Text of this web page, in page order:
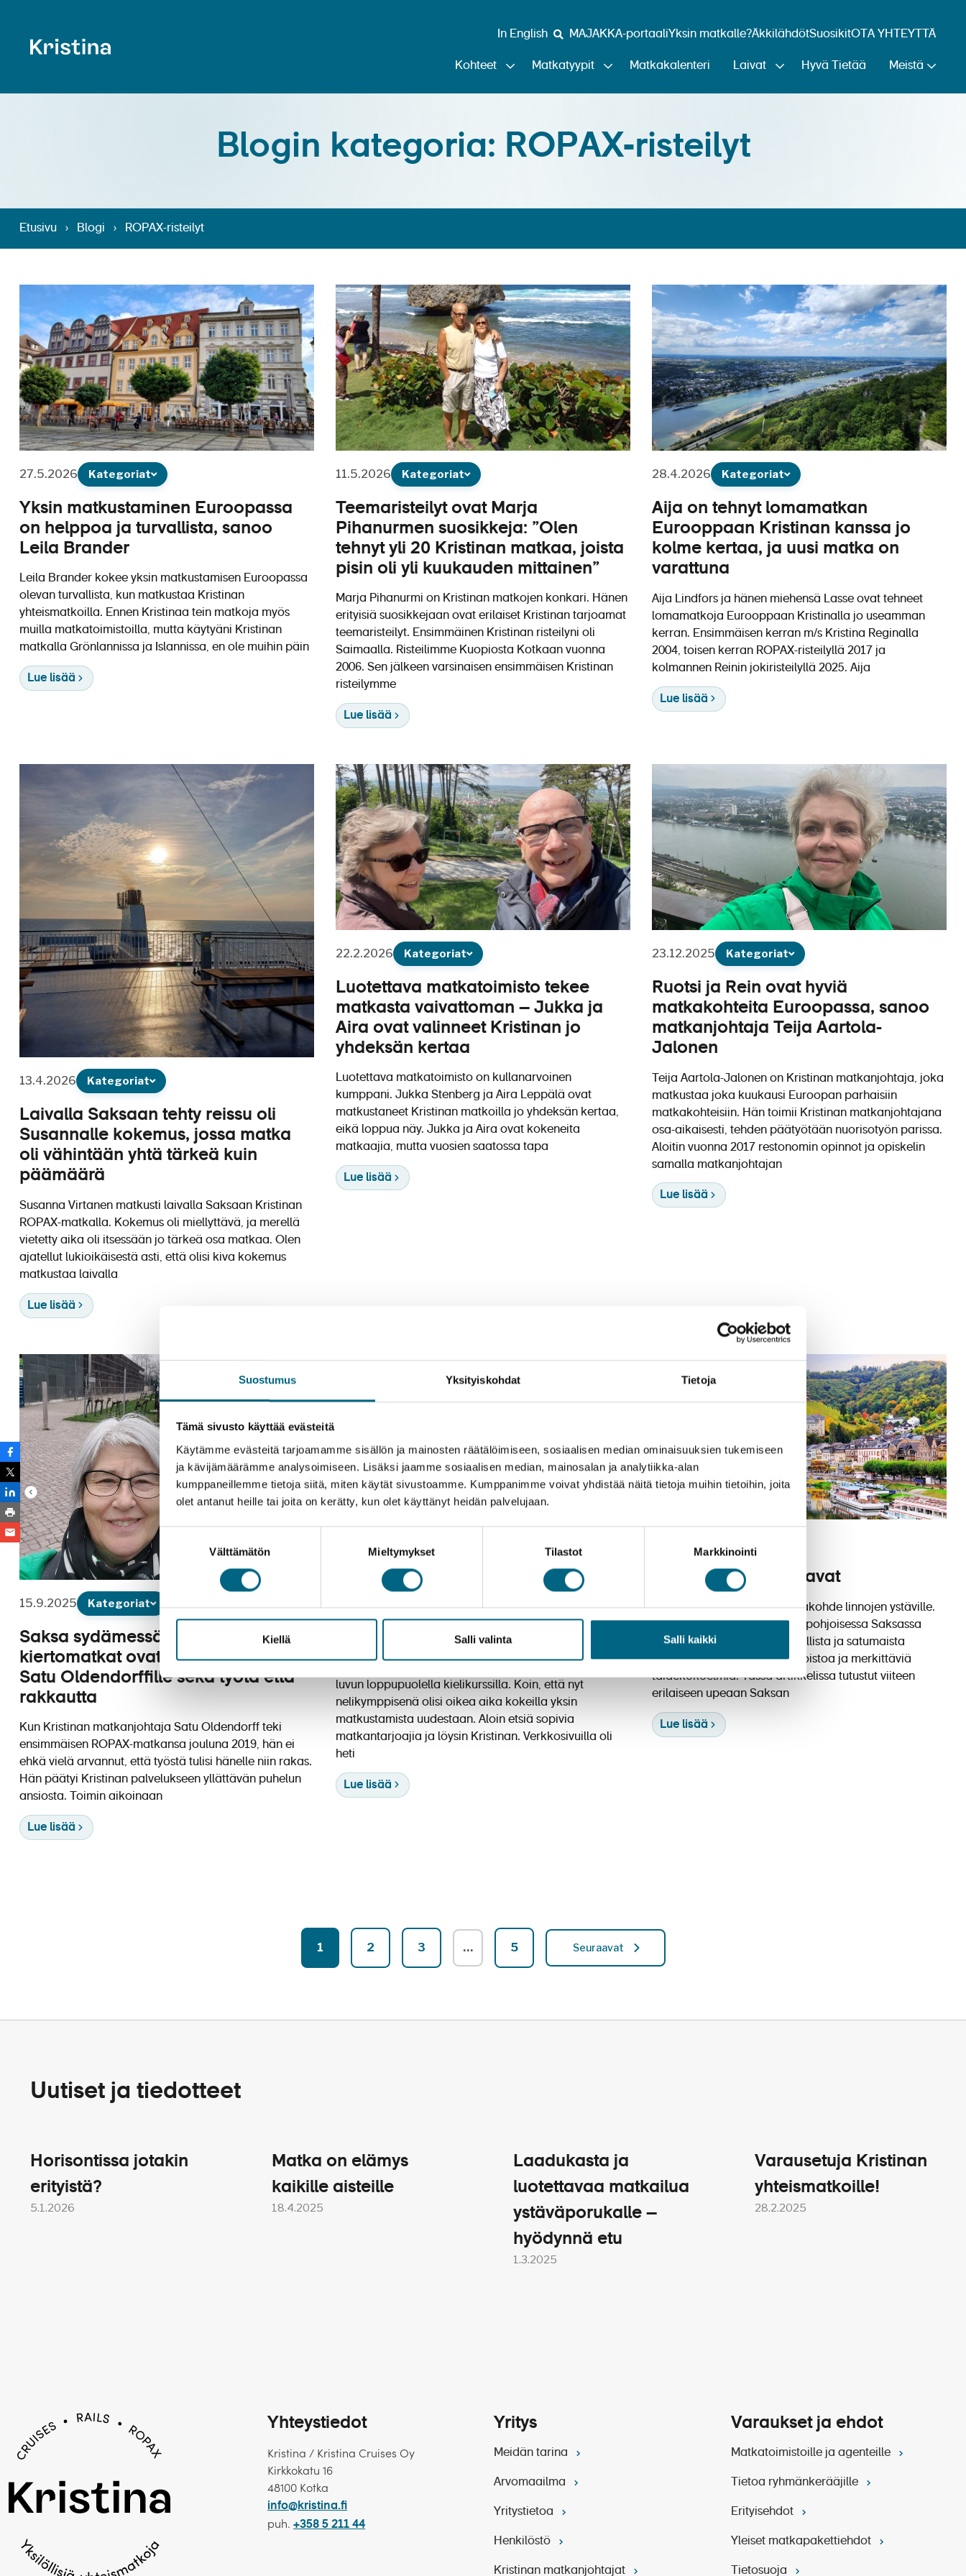
Suostumus Yksityiskohdat Tietoja
Tämä sivusto käyttää evästeitä
Käytämme evästeitä tarjoamamme sisällön ja mainosten räätälöimiseen, sosiaalisen median ominaisuuksien tukemiseen
ja kävijämäärämme analysoimiseen. Lisäksi jaamme sosiaalisen median, mainosalan ja analytiikka-alan
kumppaneillemme tietoja siitä, miten käytät sivustoamme. Kumppanimme voivat yhdistää näitä tietoja muihin tietoihin, joita
olet antanut heille tai joita on kerätty, kun olet käyttänyt heidän palvelujaan.
Välttämätön Mieltymykset Tilastot Markkinointi
Kiellä Salli valinta Salli kaikki
In English MAJAKKA-portaaliYksin matkalle?ÄkkilähdötSuosikitOTA YHTEYTTÄ
Kohteet Matkatyypit Matkakalenteri Laivat Hyvä Tietää Meistä
Blogin kategoria: ROPAX-risteilyt
Etusivu › Blogi › ROPAX-risteilyt
27.5.2026 Kategoriat
Yksin matkustaminen Euroopassa
on helppoa ja turvallista, sanoo
Leila Brander
Leila Brander kokee yksin matkustamisen Euroopassa
olevan turvallista, kun matkustaa Kristinan
yhteismatkoilla. Ennen Kristinaa tein matkoja myös
muilla matkatoimistoilla, mutta käytyäni Kristinan
matkalla Grönlannissa ja Islannissa, en ole muihin päin
Lue lisää
11.5.2026 Kategoriat
Teemaristeilyt ovat Marja
Pihanurmen suosikkeja: ”Olen
tehnyt yli 20 Kristinan matkaa, joista
pisin oli yli kuukauden mittainen”
Marja Pihanurmi on Kristinan matkojen konkari. Hänen
erityisiä suosikkejaan ovat erilaiset Kristinan tarjoamat
teemaristeilyt. Ensimmäinen Kristinan risteilyni oli
Saimaalla. Risteilimme Kuopiosta Kotkaan vuonna
2006. Sen jälkeen varsinaisen ensimmäisen Kristinan
risteilymme
Lue lisää
28.4.2026 Kategoriat
Aija on tehnyt lomamatkan
Eurooppaan Kristinan kanssa jo
kolme kertaa, ja uusi matka on
varattuna
Aija Lindfors ja hänen miehensä Lasse ovat tehneet
lomamatkoja Eurooppaan Kristinalla jo useamman
kerran. Ensimmäisen kerran m/s Kristina Reginalla
2004, toisen kerran ROPAX-risteilyllä 2017 ja
kolmannen Reinin jokiristeilyllä 2025. Aija
Lue lisää
13.4.2026 Kategoriat
Laivalla Saksaan tehty reissu oli
Susannalle kokemus, jossa matka
oli vähintään yhtä tärkeä kuin
päämäärä
Susanna Virtanen matkusti laivalla Saksaan Kristinan
ROPAX-matkalla. Kokemus oli miellyttävä, ja merellä
vietetty aika oli itsessään jo tärkeä osa matkaa. Olen
ajatellut lukioikäisestä asti, että olisi kiva kokemus
matkustaa laivalla
Lue lisää
22.2.2026 Kategoriat
Luotettava matkatoimisto tekee
matkasta vaivattoman – Jukka ja
Aira ovat valinneet Kristinan jo
yhdeksän kertaa
Luotettava matkatoimisto on kullanarvoinen
kumppani. Jukka Stenberg ja Aira Leppälä ovat
matkustaneet Kristinan matkoilla jo yhdeksän kertaa,
eikä loppua näy. Jukka ja Aira ovat kokeneita
matkaajia, mutta vuosien saatossa tapa
Lue lisää
23.12.2025 Kategoriat
Ruotsi ja Rein ovat hyviä
matkakohteita Euroopassa, sanoo
matkanjohtaja Teija Aartola-
Jalonen
Teija Aartola-Jalonen on Kristinan matkanjohtaja, joka
matkustaa joka kuukausi Euroopan parhaisiin
matkakohteisiin. Hän toimii Kristinan matkanjohtajana
osa-aikaisesti, tehden päätyötään nuorisotyön parissa.
Aloitin vuonna 2017 restonomin opinnot ja opiskelin
samalla matkanjohtajan
Lue lisää
15.9.2025 Kategoriat
Saksa sydämessä – Saksan
kiertomatkat ovat matkanjohtaja
Satu Oldendorffille sekä työtä että
rakkautta
Kun Kristinan matkanjohtaja Satu Oldendorff teki
ensimmäisen ROPAX-matkansa jouluna 2019, hän ei
ehkä vielä arvannut, että työstä tulisi hänelle niin rakas.
Hän päätyi Kristinan palvelukseen yllättävän puhelun
ansiosta. Toimin aikoinaan
Lue lisää
Yksin matkustamisen kokemus, joka
yllätti – Sonja löysi itsestään
ulkomaanmatkailijan vuosien tauon
luvun loppupuolella kielikurssilla. Koin, että nyt
nelikymppisenä olisi oikea aika kokeilla yksin
matkustamista uudestaan. Aloin etsiä sopivia
matkantarjoajia ja löysin Kristinan. Verkkosivuilla oli
heti
Lue lisää
Saksan linnat lumoavat
Saksa on erinomainen matkakohde linnojen ystäville.
Lukuisat linnat eteläisessä ja pohjoisessa Saksassa
tarjoavat kävijöilleen historiallista ja satumaista
arkkitehtuuria, entisaikojen loistoa ja merkittäviä
taidekokoelmia. Tässä artikkelissa tutustut viiteen
erilaiseen upeaan Saksan
Lue lisää
1 2 3 … 5 Seuraavat
Uutiset ja tiedotteet
Horisontissa jotakin
erityistä?
5.1.2026
Matka on elämys
kaikille aisteille
18.4.2025
Laadukasta ja
luotettavaa matkailua
ystäväporukalle –
hyödynnä etu
1.3.2025
Varausetuja Kristinan
yhteismatkoille!
28.2.2025
Yhteystiedot
Kristina / Kristina Cruises Oy
Kirkkokatu 16
48100 Kotka
info@kristina.fi
puh. +358 5 211 44
Yritys
Meidän tarina
Arvomaailma
Yritystietoa
Henkilöstö
Kristinan matkanjohtajat
Varaukset ja ehdot
Matkatoimistoille ja agenteille
Tietoa ryhmänkerääjille
Erityisehdot
Yleiset matkapakettiehdot
Tietosuoja